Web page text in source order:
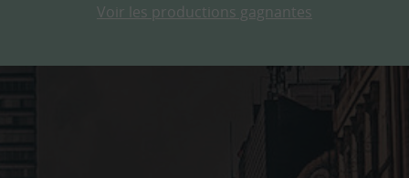
Voir les productions gagnantes